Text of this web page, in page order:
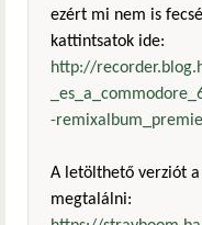
ezért mi nem is
kattintsatok ide:
http://
-
A letölthető verziót
megtalálni: